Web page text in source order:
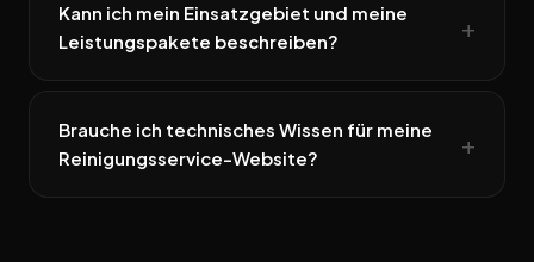
Kann ich mein Einsatzgebiet und meine
Leistungspakete beschreiben?
Brauche ich technisches Wissen für meine
Reinigungsservice-Website?